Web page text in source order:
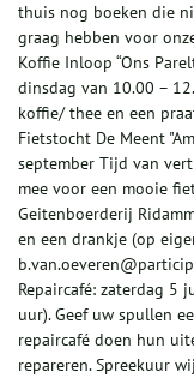
thuis nog boeken die
graag hebben voor
Koffie Inloop “Ons
dinsdag van 10.00 –
koffie/ thee en een
Fietstocht De Meent
september Tijd van
mee voor een mooie
Geitenboerderij
en een drankje (op
Repaircafé: zaterdag 5
uur). Geef uw spullen
repaircafé doen hun
repareren. Spreekuur